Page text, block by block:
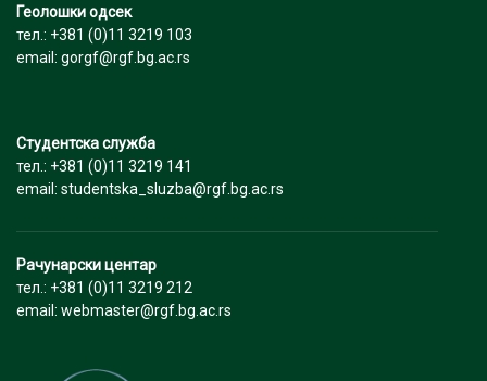
Геолошки одсек
тел.: +381 (0)11 3219 103
email: gorgf@rgf.bg.ac.rs
Студентска служба
тел.: +381 (0)11 3219 141
email: studentska_sluzba@rgf.bg.ac.rs
Рачунарски центар
тел.: +381 (0)11 3219 212
email: webmaster@rgf.bg.ac.rs